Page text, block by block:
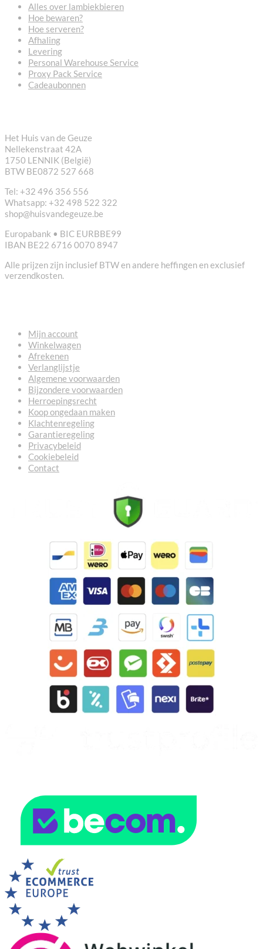
Alles over lambiekbieren
Hoe bewaren?
Hoe serveren?
Afhaling
Levering
Personal Warehouse Service
Proxy Pack Service
Cadeaubonnen
Het Huis van de Geuze
Nellekenstraat 42A
1750 LENNIK (België)
BTW BE0872 527 668
Tel: +32 496 356 556
Whatsapp: +32 498 522 322
shop@huisvandegeuze.be
Europabank • BIC EURBBE99
IBAN BE22 6716 0070 8947
Alle prijzen zijn inclusief BTW en andere heffingen en exclusief
verzendkosten.
Mijn account
Winkelwagen
Afrekenen
Verlanglijstje
Algemene voorwaarden
Bijzondere voorwaarden
Herroepingsrecht
Koop ongedaan maken
Klachtenregeling
Garantieregeling
Privacybeleid
Cookiebeleid
Contact